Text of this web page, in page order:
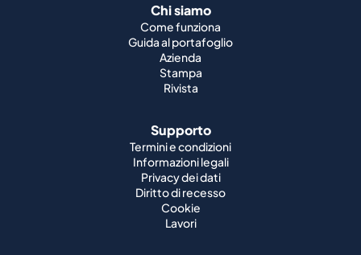
Chi siamo
Come funziona
Guida al portafoglio
Azienda
Stampa
Rivista
Supporto
Termini e condizioni
Informazioni legali
Privacy dei dati
Diritto di recesso
Cookie
Lavori